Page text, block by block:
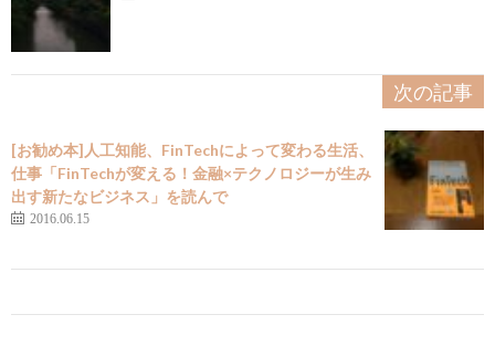
次の記事
[お勧め本]人工知能、FinTechによって変わる生活、
仕事「FinTechが変える！金融×テクノロジーが生み
出す新たなビジネス」を読んで
2016.06.15